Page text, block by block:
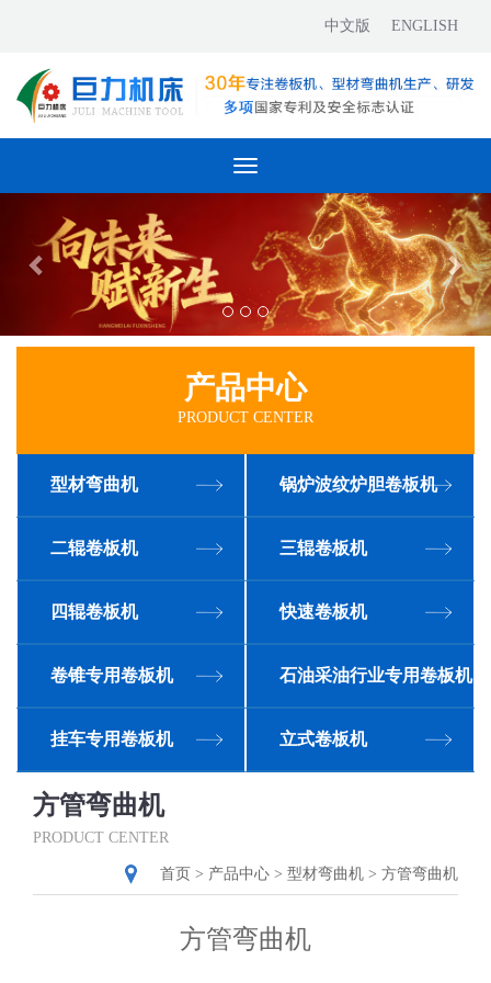
中文版 ENGLISH
Toggle
产品中心
PRODUCT CENTER
型材弯曲机 锅炉波纹炉胆卷板机
二辊卷板机 三辊卷板机
四辊卷板机 快速卷板机
卷锥专用卷板机 石油采油行业专用卷板机
挂车专用卷板机 立式卷板机
方管弯曲机
PRODUCT CENTER
首页 > 产品中心 > 型材弯曲机 > 方管弯曲机
方管弯曲机